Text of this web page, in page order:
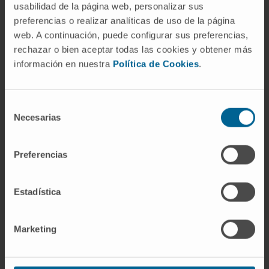
usabilidad de la página web, personalizar sus
preferencias o realizar analíticas de uso de la página
web. A continuación, puede configurar sus preferencias,
rechazar o bien aceptar todas las cookies y obtener más
información en nuestra Política de Cookies.
Necesarias
Preferencias
Estadística
Marketing
vertebral y siete procesos que surgen del
arco. El cuerpo vertebral es la parte anterior y
maciza de la vértebra, mientras que el arco
vertebral es la parte posterior y hueca. Los
procesos incluyen dos procesos transversos,
un proceso espinoso y cuatro procesos
vertebral forman el orificio vertebral, por
nerviosas.
Clínica Universidad de Navarra tiene como objetivo principal